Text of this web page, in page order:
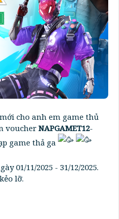
cho anh em game thủ
voucher NAPGAMET12-
game thả ga
01/11/2025 - 31/12/2025.
lỡ.